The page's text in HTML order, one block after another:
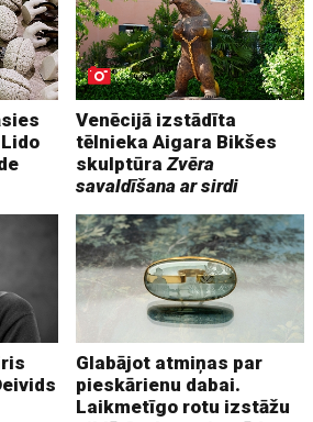
Venēcijā izstādīta
tēlnieka Aigara Bikšes
skulptūraZvēra
savaldīšana ar sirdi
Glabājot atmiņas par
pieskārienu dabai.
Laikmetīgo rotu izstāžu